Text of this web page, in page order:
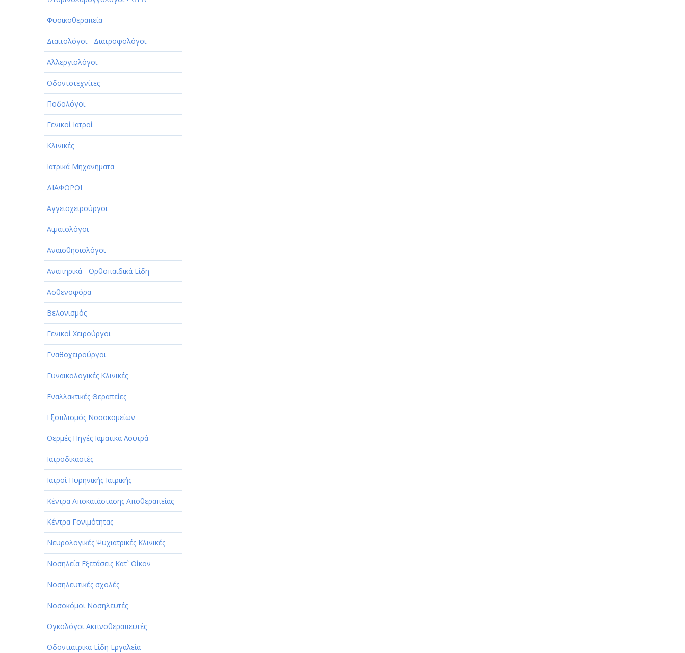
Φυσικοθεραπεία
Διαιτολόγοι - Διατροφολόγοι
Αλλεργιολόγοι
Οδοντοτεχνίτες
Ποδολόγοι
Γενικοί Ιατροί
Κλινικές
Ιατρικά Μηχανήματα
ΔΙΑΦΟΡΟΙ
Αγγειοχειρούργοι
Αιματολόγοι
Αναισθησιολόγοι
Αναπηρικά - Ορθοπαιδικά Είδη
Ασθενοφόρα
Βελονισμός
Γενικοί Χειρούργοι
Γναθοχειρούργοι
Γυναικολογικές Κλινικές
Εναλλακτικές Θεραπείες
Εξοπλισμός Νοσοκομείων
Θερμές Πηγές Ιαματικά Λουτρά
Ιατροδικαστές
Ιατροί Πυρηνικής Ιατρικής
Κέντρα Αποκατάστασης Αποθεραπείας
Κέντρα Γονιμότητας
Νευρολογικές Ψυχιατρικές Κλινικές
Νοσηλεία Εξετάσεις Κατ` Οίκον
Νοσηλευτικές σχολές
Νοσοκόμοι Νοσηλευτές
Ογκολόγοι Ακτινοθεραπευτές
Οδοντιατρικά Είδη Εργαλεία